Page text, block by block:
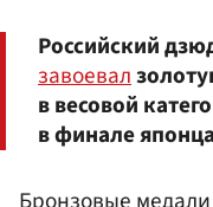
Российский
завоевал
в весовой
в финале